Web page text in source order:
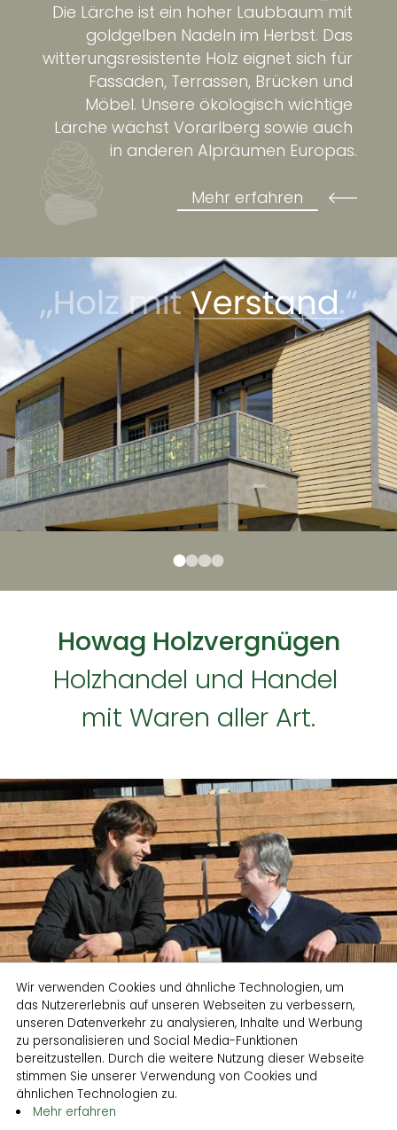
Die Lärche ist ein hoher Laubbaum mit
goldgelben Nadeln im Herbst. Das
witterungsresistente Holz eignet sich für
Fassaden, Terrassen, Brücken und
Möbel. Unsere ökologisch wichtige
Lärche wächst Vorarlberg sowie auch
in anderen Alpräumen Europas.
Mehr erfahren
Howag Holzvergnügen
Holzhandel und Handel
mit Waren aller Art.
HOWAG Rudolf Waibel Ges.m.b.H & Co.
KG
Wir verwenden Cookies und ähnliche Technologien, um
das Nutzererlebnis auf unseren Webseiten zu verbessern,
unseren Datenverkehr zu analysieren, Inhalte und Werbung
zu personalisieren und Social Media-Funktionen
bereitzustellen. Durch die weitere Nutzung dieser Webseite
stimmen Sie unserer Verwendung von Cookies und
ähnlichen Technologien zu.
Mehr erfahren